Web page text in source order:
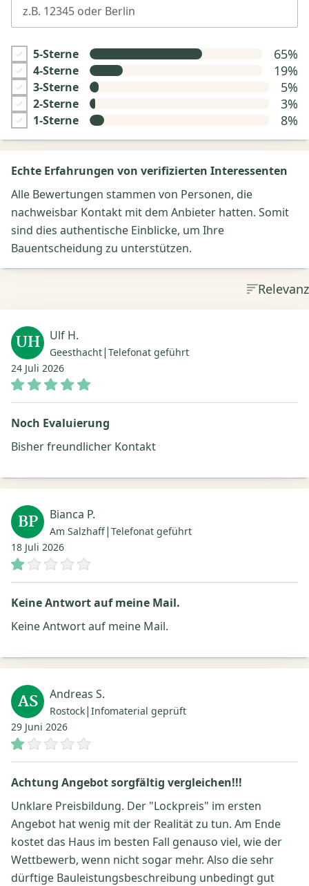
z.B. 12345 oder Berlin
5-Sterne 65%
4-Sterne 19%
3-Sterne 5%
2-Sterne 3%
1-Sterne 8%
Echte Erfahrungen von verifizierten Interessenten
Alle Bewertungen stammen von Personen, die
nachweisbar Kontakt mit dem Anbieter hatten. Somit
sind dies authentische Einblicke, um Ihre
Bauentscheidung zu unterstützen.
Relevanz
UH Ulf H.
Geesthacht| Telefonat geführt
24 Juli 2026
Noch Evaluierung
Bisher freundlicher Kontakt
BP Bianca P.
Am Salzhaff| Telefonat geführt
18 Juli 2026
Keine Antwort auf meine Mail.
Keine Antwort auf meine Mail.
AS Andreas S.
Rostock| Infomaterial geprüft
29 Juni 2026
Achtung Angebot sorgfältig vergleichen!!!
Unklare Preisbildung. Der "Lockpreis" im ersten
Angebot hat wenig mit der Realität zu tun. Am Ende
kostet das Haus im besten Fall genauso viel, wie der
Wettbewerb, wenn nicht sogar mehr. Also die sehr
dürftige Bauleistungsbeschreibung unbedingt gut